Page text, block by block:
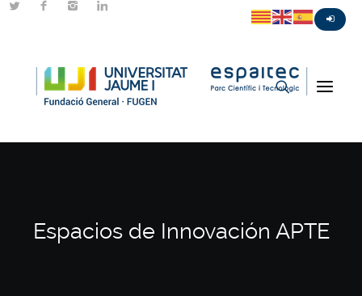
Espacios de Innovación APTE